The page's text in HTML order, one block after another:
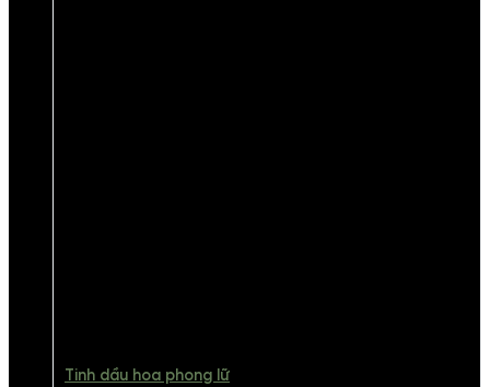
Tinh dầu hoa phong lữ